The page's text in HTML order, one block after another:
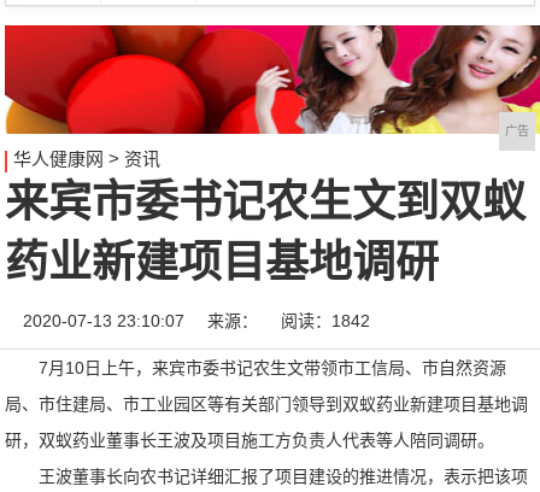
广告
华人健康网 > 资讯
来宾市委书记农生文到双蚁
药业新建项目基地调研
2020-07-13 23:10:07 来源： 阅读：1842
7月10日上午，来宾市委书记农生文带领市工信局、市自然资源
局、市住建局、市工业园区等有关部门领导到双蚁药业新建项目基地调
研，双蚁药业董事长王波及项目施工方负责人代表等人陪同调研。
王波董事长向农书记详细汇报了项目建设的推进情况，表示把该项